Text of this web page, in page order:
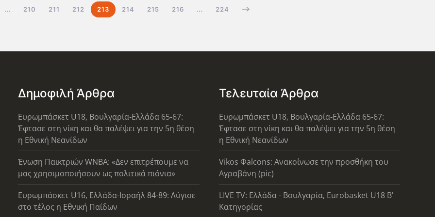
… 210 211 212 213 214 215 216 … 224
Δημοφιλή Άρθρα
Ευρωμπάσκετ U18, Βουλγαρία-Ελλάδα 65-67:
Έφτασε στη νίκη και θα παλέψει για την 5η θέση
η Εθνική Νεανίδων
Ένωση Παικτριών WNBA: «Δεν επιτρέπουμε να
μας χρησιμοποιήσουν ως πολιτικά πιόνια»
Ευρωμπάσκετ U16, Ελλάδα-Ισραήλ 84-89: Λύγισε
στο τέλος η Εθνική Παίδων
Τελευταία Άρθρα
Ευρωμπάσκετ U18, Βουλγαρία-Ελλάδα 65-67:
Έφτασε στη νίκη και θα παλέψει για την 5η θέση
η Εθνική Νεανίδων
Vikos Φalcons: Ανακοίνωσε την προσθήκη του
Αγραβάνη (pic)
LIVE TV: Ελλάδα - Βουλγαρία, Eurobasket U18 Β'
Κατηγορίας